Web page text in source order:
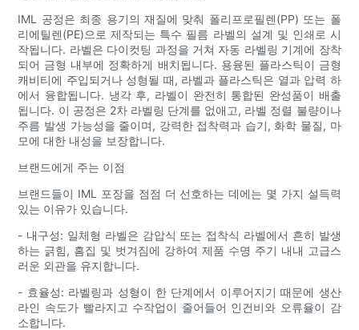
IML 공정은 최종 용기의 재질에 맞춰 폴리프로필렌(PP) 또는 폴
리에틸렌(PE)으로 제작되는 특수 필름 라벨의 설계 및 인쇄로 시
작됩니다. 라벨은 다이컷팅 과정을 거쳐 자동 라벨링 기계에 장착
되어 금형 내부에 정확하게 배치됩니다. 용융된 플라스틱이 금형
캐비티에 주입되거나 성형될 때, 라벨과 플라스틱은 열과 압력 하
에서 융합됩니다. 냉각 후, 라벨이 완전히 통합된 완성품이 배출
됩니다. 이 공정은 2차 라벨링 단계를 없애고, 라벨 정렬 불량이나
주름 발생 가능성을 줄이며, 강력한 접착력과 습기, 화학 물질, 마
모에 대한 내성을 보장합니다.
브랜드에게 주는 이점
브랜드들이 IML 포장을 점점 더 선호하는 데에는 몇 가지 설득력
있는 이유가 있습니다.
- 내구성: 일체형 라벨은 감압식 또는 접착식 라벨에서 흔히 발생
하는 긁힘, 흠집 및 벗겨짐에 강하여 제품 수명 주기 내내 고급스
러운 외관을 유지합니다.
- 효율성: 라벨링과 성형이 한 단계에서 이루어지기 때문에 생산
라인 속도가 빨라지고 수작업이 줄어들어 인건비와 오류율이 감
소합니다.